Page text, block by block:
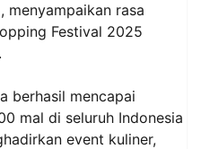
menyampaikan rasa
Festival 2025
berhasil mencapai
mal di seluruh Indonesia
event kuliner,